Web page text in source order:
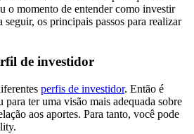
o momento de entender como investir
seguir, os principais passos para realizar
de investidor
perfis de investidor. Então é
para ter uma visão mais adequada sobre
aos aportes. Para tanto, você pode